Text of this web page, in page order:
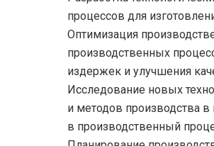
процессов для
Оптимизация
производственных
издержек и улучшения
Исследование новых
и методов производства
в производственный